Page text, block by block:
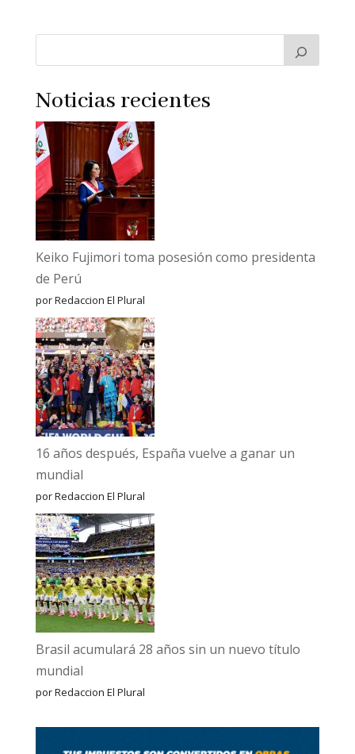
Noticias recientes
Keiko Fujimori toma posesión como presidenta
de Perú
por Redaccion El Plural
16 años después, España vuelve a ganar un
mundial
por Redaccion El Plural
Brasil acumulará 28 años sin un nuevo título
mundial
por Redaccion El Plural